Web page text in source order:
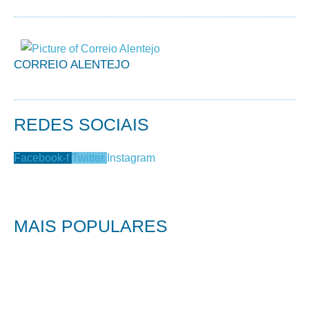
CORREIO ALENTEJO
REDES SOCIAIS
Facebook-f Twitter Instagram
MAIS POPULARES